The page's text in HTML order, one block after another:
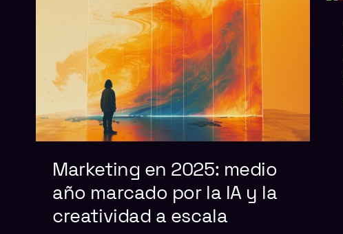
Marketing en 2025: medio
año marcado por la IA y la
creatividad a escala